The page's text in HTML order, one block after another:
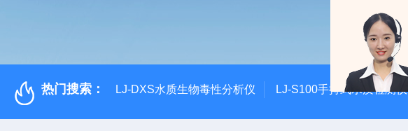
热门搜索： LJ-DXS水质生物毒性分析仪 LJ-S100手持式水质检测仪